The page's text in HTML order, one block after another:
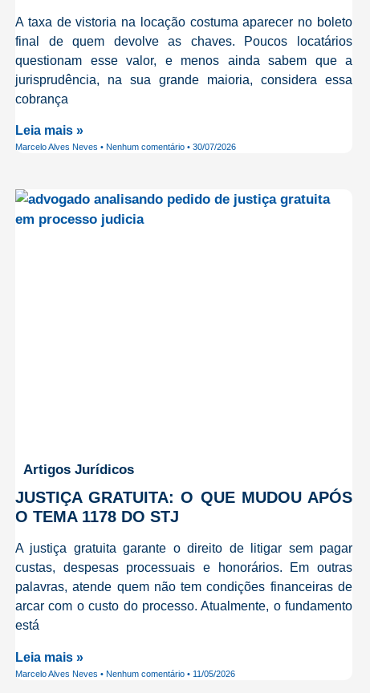
A taxa de vistoria na locação costuma aparecer no boleto
final de quem devolve as chaves. Poucos locatários
questionam esse valor, e menos ainda sabem que a
jurisprudência, na sua grande maioria, considera essa
cobrança
Leia mais »
Marcelo Alves Neves Nenhum comentário 30/07/2026
Artigos Jurídicos
JUSTIÇA GRATUITA: O QUE MUDOU APÓS
O TEMA 1178 DO STJ
A justiça gratuita garante o direito de litigar sem pagar
custas, despesas processuais e honorários. Em outras
palavras, atende quem não tem condições financeiras de
arcar com o custo do processo. Atualmente, o fundamento
está
Leia mais »
Marcelo Alves Neves Nenhum comentário 11/05/2026